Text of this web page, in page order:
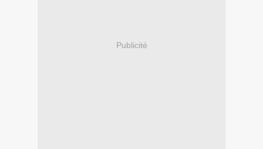
Publicité